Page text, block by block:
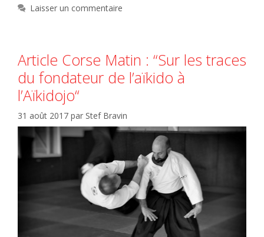
Laisser un commentaire
Article Corse Matin : “Sur les traces
du fondateur de l’aïkido à
l’Aïkidojo“
31 août 2017 par Stef Bravin